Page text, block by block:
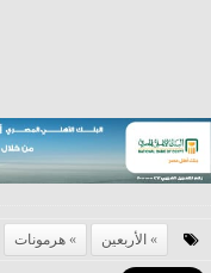
الأربعين هرمونات